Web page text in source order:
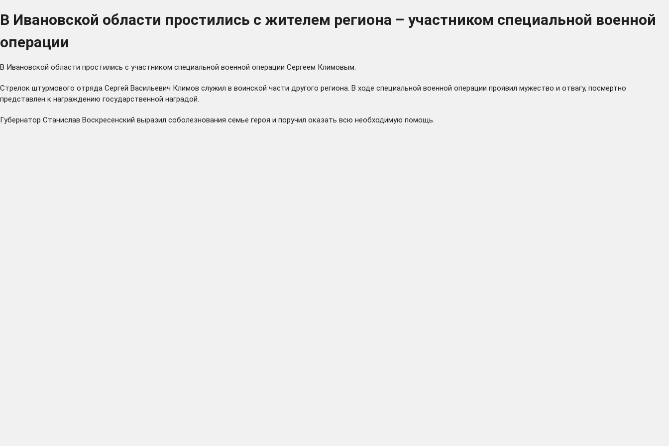
В Ивановской области простились с жителем региона – участником специальной военной
операции
В Ивановской области простились с участником специальной военной операции Сергеем Климовым.
Стрелок штурмового отряда Сергей Васильевич Климов служил в воинской части другого региона. В ходе специальной военной операции проявил мужество и отвагу, посмертно
представлен к награждению государственной наградой.
Губернатор Станислав Воскресенский выразил соболезнования семье героя и поручил оказать всю необходимую помощь.